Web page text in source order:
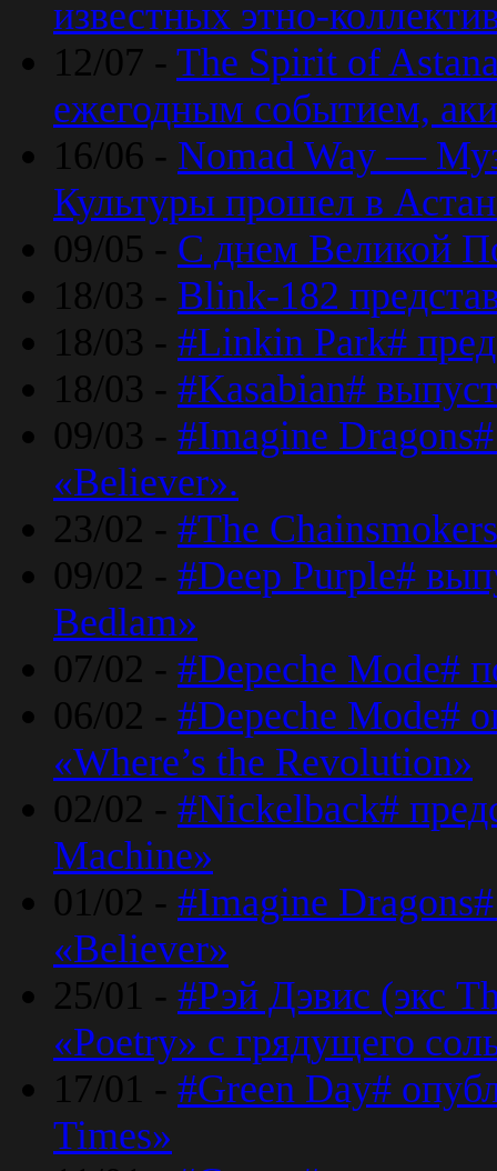
известных этно-
12/07 - The Spirit of
ежегодным событием,
16/06 - Nomad Way —
Культуры прошел в
09/05 - С днем Великой
18/03 - Blink-182
18/03 - #Linkin Park#
18/03 - #Kasabian#
09/03 - #Imagine
«Believer».
23/02 - #The
09/02 - #Deep Purple#
Bedlam»
07/02 - #Depeche Mode#
06/02 - #Depeche Mode#
«Where’s the Revolution»
02/02 - #Nickelback#
Machine»
01/02 - #Imagine
«Believer»
25/01 - #Рэй Дэвис (экс
«Poetry» с грядущего
17/01 - #Green Day#
Times»